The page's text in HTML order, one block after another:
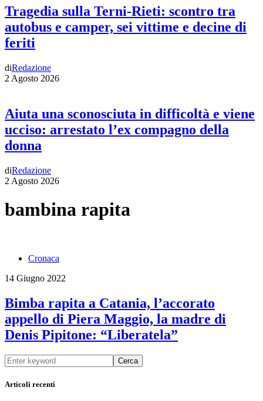
Tragedia sulla Terni-Rieti: scontro tra
autobus e camper, sei vittime e decine di
feriti
diRedazione
2 Agosto 2026
Aiuta una sconosciuta in difficoltà e viene
ucciso: arrestato l’ex compagno della
donna
diRedazione
2 Agosto 2026
bambina rapita
Cronaca
14 Giugno 2022
Bimba rapita a Catania, l’accorato
appello di Piera Maggio, la madre di
Denis Pipitone: “Liberatela”
Cerca
Articoli recenti